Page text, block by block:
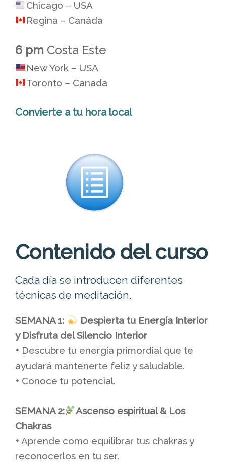
Chicago – USA
Regina – Canáda
6 pm Costa Este
New York – USA
Toronto – Canada
Convierte a tu hora local
Contenido del curso
Cada día se introducen diferentes
técnicas de meditación.
SEMANA 1:
Despierta tu Energía Interior
y Disfruta del Silencio Interior
• Descubre tu energía primordial que te
ayudará mantenerte feliz y saludable.
• Conoce tu potencial.
SEMANA 2:
Ascenso espiritual & Los
Chakras
• Aprende como equilibrar tus chakras y
reconocerlos en tu ser.